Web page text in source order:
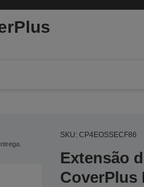
SKU: CP4EOSSECF86
Extensão
CoverPlus